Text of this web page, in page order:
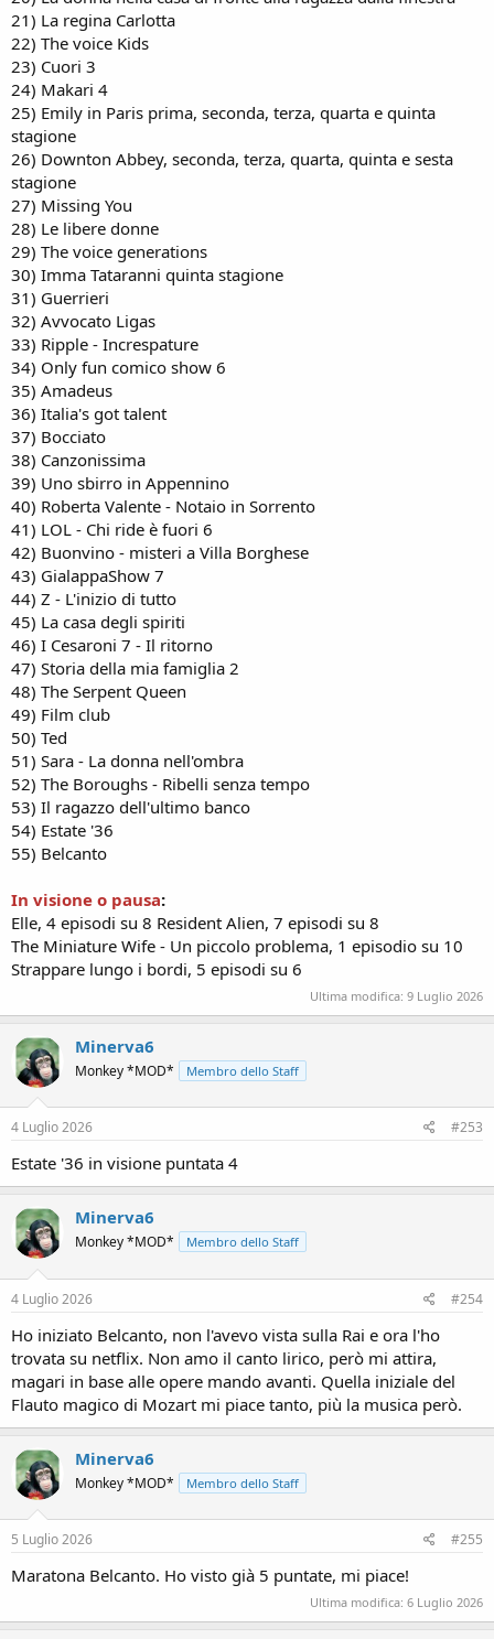
21) La regina Carlotta
22) The voice Kids
23) Cuori 3
24) Makari 4
25) Emily in Paris prima, seconda, terza, quarta e quinta
stagione
26) Downton Abbey, seconda, terza, quarta, quinta e sesta
stagione
27) Missing You
28) Le libere donne
29) The voice generations
30) Imma Tataranni quinta stagione
31) Guerrieri
32) Avvocato Ligas
33) Ripple - Increspature
34) Only fun comico show 6
35) Amadeus
36) Italia's got talent
37) Bocciato
38) Canzonissima
39) Uno sbirro in Appennino
40) Roberta Valente - Notaio in Sorrento
41) LOL - Chi ride è fuori 6
42) Buonvino - misteri a Villa Borghese
43) GialappaShow 7
44) Z - L'inizio di tutto
45) La casa degli spiriti
46) I Cesaroni 7 - Il ritorno
47) Storia della mia famiglia 2
48) The Serpent Queen
49) Film club
50) Ted
51) Sara - La donna nell'ombra
52) The Boroughs - Ribelli senza tempo
53) Il ragazzo dell'ultimo banco
54) Estate '36
55) Belcanto
In visione o pausa:
Elle, 4 episodi su 8 Resident Alien, 7 episodi su 8
The Miniature Wife - Un piccolo problema, 1 episodio su 10
Strappare lungo i bordi, 5 episodi su 6
Ultima modifica: 9 Luglio 2026
Minerva6
Monkey *MOD* Membro dello Staff
4 Luglio 2026 #253
Estate '36 in visione puntata 4
Minerva6
Monkey *MOD* Membro dello Staff
4 Luglio 2026 #254
Ho iniziato Belcanto, non l'avevo vista sulla Rai e ora l'ho
trovata su netflix. Non amo il canto lirico, però mi attira,
magari in base alle opere mando avanti. Quella iniziale del
Flauto magico di Mozart mi piace tanto, più la musica però.
Minerva6
Monkey *MOD* Membro dello Staff
5 Luglio 2026 #255
Maratona Belcanto. Ho visto già 5 puntate, mi piace!
Ultima modifica: 6 Luglio 2026